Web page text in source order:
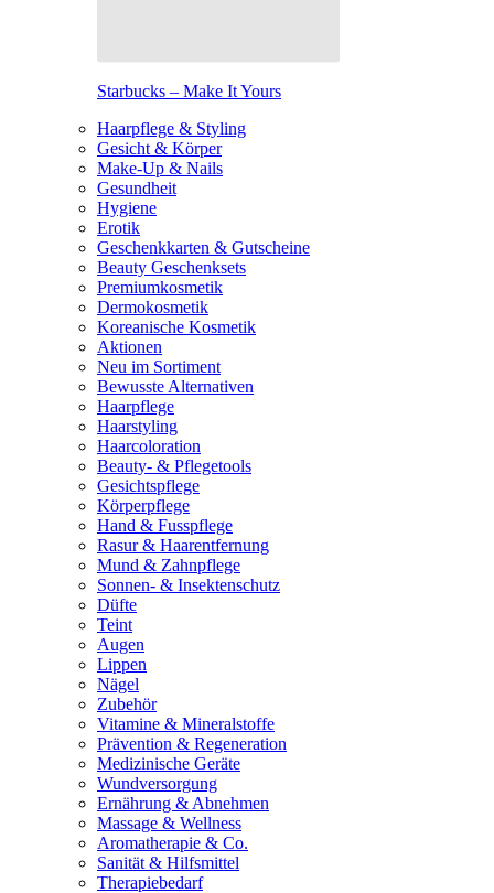
Starbucks – Make It Yours
Haarpflege & Styling
Gesicht & Körper
Make-Up & Nails
Gesundheit
Hygiene
Erotik
Geschenkkarten & Gutscheine
Beauty Geschenksets
Premiumkosmetik
Dermokosmetik
Koreanische Kosmetik
Aktionen
Neu im Sortiment
Bewusste Alternativen
Haarpflege
Haarstyling
Haarcoloration
Beauty- & Pflegetools
Gesichtspflege
Körperpflege
Hand & Fusspflege
Rasur & Haarentfernung
Mund & Zahnpflege
Sonnen- & Insektenschutz
Düfte
Teint
Augen
Lippen
Nägel
Zubehör
Vitamine & Mineralstoffe
Prävention & Regeneration
Medizinische Geräte
Wundversorgung
Ernährung & Abnehmen
Massage & Wellness
Aromatherapie & Co.
Sanität & Hilfsmittel
Therapiebedarf